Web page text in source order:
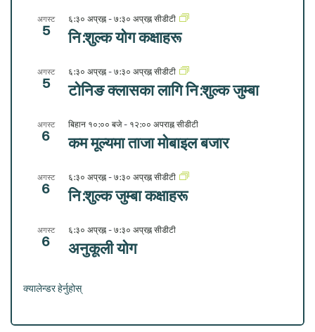
अगस्ट
5
६:३० अप्रह्न-७:३० अप्रह्नसीडीटी
नि:शुल्क योग कक्षाहरू
अगस्ट
5
६:३० अप्रह्न-७:३० अप्रह्नसीडीटी
टोनिङ क्लासका लागि नि:शुल्क जुम्बा
अगस्ट
6
बिहान १०:०० बजे- १२:०० अपराह्नसीडीटी
कम मूल्यमा ताजा मोबाइल बजार
अगस्ट
6
६:३० अप्रह्न-७:३० अप्रह्नसीडीटी
नि:शुल्क जुम्बा कक्षाहरू
अगस्ट
6
६:३० अप्रह्न-७:३० अप्रह्नसीडीटी
अनुकूली योग
क्यालेन्डर हेर्नुहोस्